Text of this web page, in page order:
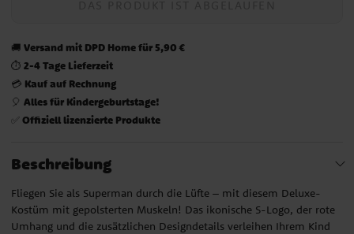
🚚 Versand mit DPD Home für 5,90 €
⏱️ 2-4 Tage Lieferzeit
💳 Kauf auf Rechnung
🎈 Alles für Kindergeburtstage!
✅ Offiziell lizenzierte Produkte
Beschreibung
Fliegen Sie als Superman durch die Lüfte – mit diesem Deluxe-
Kostüm mit gepolsterten Muskeln! Das ikonische S-Logo, der rote
Umhang und die zusätzlichen Designdetails verleihen Ihrem Kind